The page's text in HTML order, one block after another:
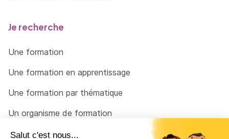
Je recherche
Une formation
Une formation en apprentissage
Une formation par thématique
Un organisme de formation
Un conseiller